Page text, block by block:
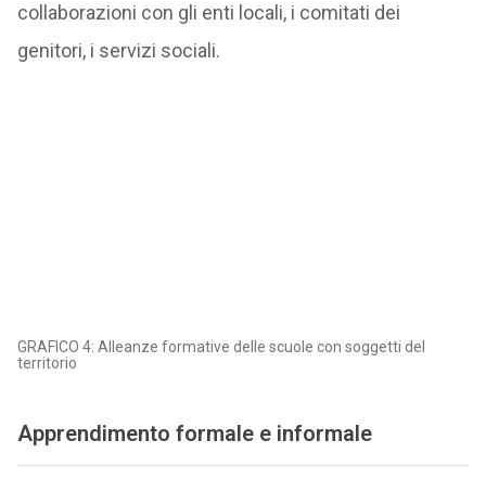
collaborazioni con gli enti locali, i comitati dei
genitori, i servizi sociali.
GRAFICO 4: Alleanze formative delle scuole con soggetti del
territorio
Apprendimento formale e informale